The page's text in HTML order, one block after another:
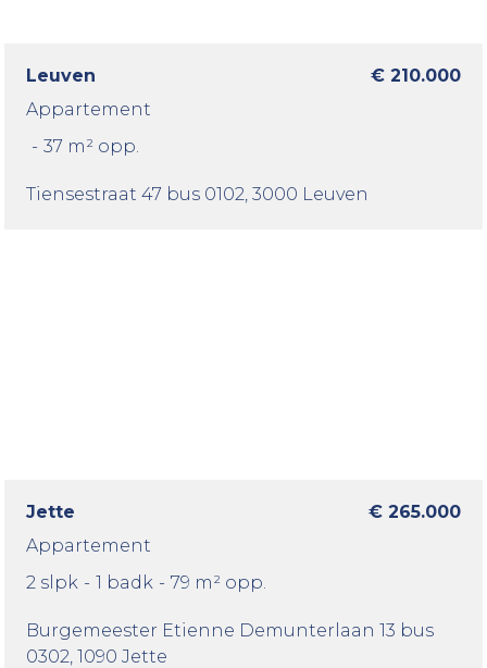
Leuven
€ 210.000
Appartement
- 37 m² opp.
Tiensestraat 47 bus 0102 , 3000 Leuven
Jette
€ 265.000
Appartement
2 slpk - 1 badk - 79 m² opp.
Burgemeester Etienne Demunterlaan 13 bus
0302 , 1090 Jette